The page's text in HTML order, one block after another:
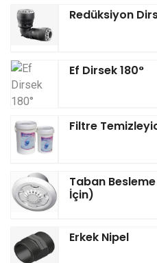
Redüksiyon
Ef Dirsek 180°
Filtre
Taban
İçin)
Erkek Nipel